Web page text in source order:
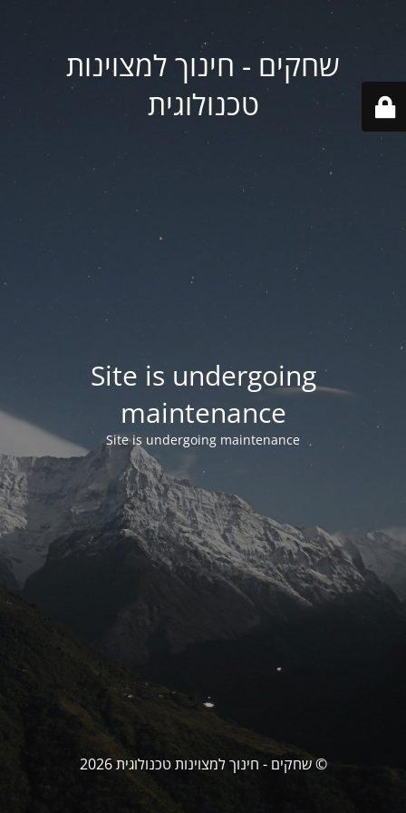
שחקים - חינוך למצוינות
טכנולוגית
Site is undergoing
maintenance
Site is undergoing maintenance
© שחקים - חינוך למצוינות טכנולוגית 2026